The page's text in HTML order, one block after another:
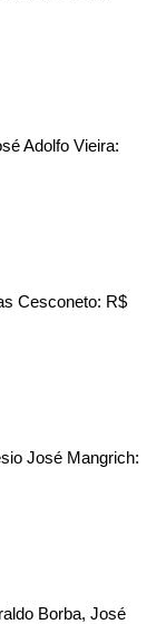
Adolfo Vieira:
Cesconeto: R$
José Mangrich:
Borba, José